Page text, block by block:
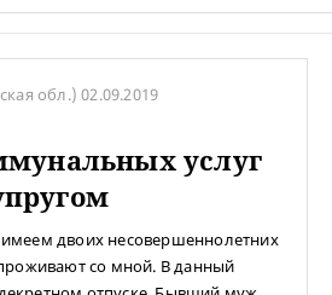
обл.)02.09.2019
услуг
двоих несовершеннолетних
со мной. В данный